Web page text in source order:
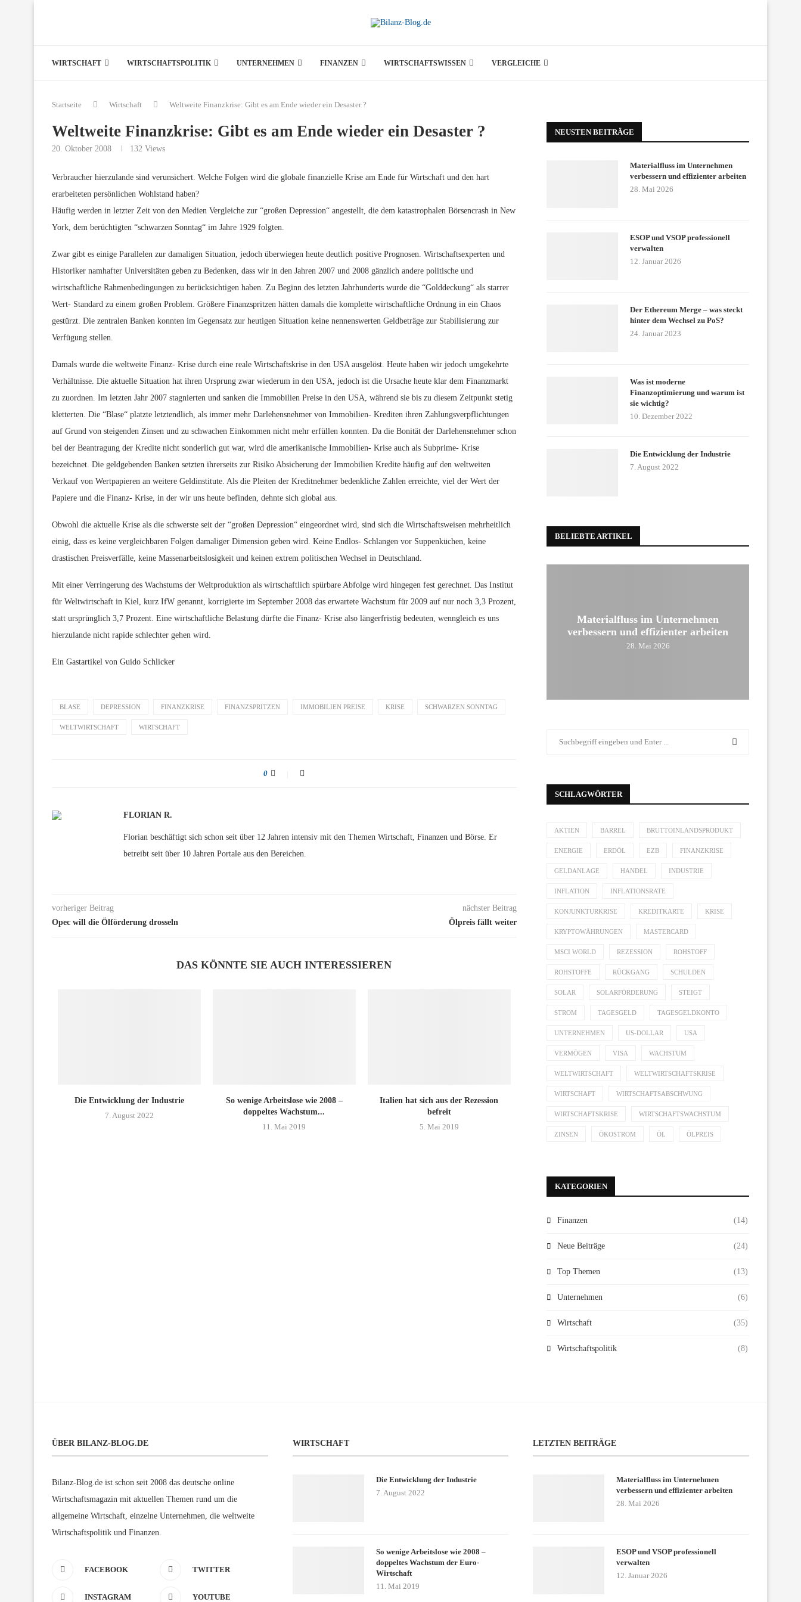
WIRTSCHAFT WIRTSCHAFTSPOLITIK UNTERNEHMEN FINANZEN WIRTSCHAFTSWISSEN VERGLEICHE
Startseite Wirtschaft Weltweite Finanzkrise: Gibt es am Ende wieder ein Desaster ?
Weltweite Finanzkrise: Gibt es am Ende wieder ein Desaster ?
20. Oktober 2008 132 Views
Verbraucher hierzulande sind verunsichert. Welche Folgen wird die globale finanzielle Krise am Ende für Wirtschaft und den hart
erarbeiteten persönlichen Wohlstand haben?
Häufig werden in letzter Zeit von den Medien Vergleiche zur “großen Depression“ angestellt, die dem katastrophalen Börsencrash in New
York, dem berüchtigten “schwarzen Sonntag“ im Jahre 1929 folgten.
Zwar gibt es einige Parallelen zur damaligen Situation, jedoch überwiegen heute deutlich positive Prognosen. Wirtschaftsexperten und
Historiker namhafter Universitäten geben zu Bedenken, dass wir in den Jahren 2007 und 2008 gänzlich andere politische und
wirtschaftliche Rahmenbedingungen zu berücksichtigen haben. Zu Beginn des letzten Jahrhunderts wurde die “Golddeckung“ als starrer
Wert- Standard zu einem großen Problem. Größere Finanzspritzen hätten damals die komplette wirtschaftliche Ordnung in ein Chaos
gestürzt. Die zentralen Banken konnten im Gegensatz zur heutigen Situation keine nennenswerten Geldbeträge zur Stabilisierung zur
Verfügung stellen.
Damals wurde die weltweite Finanz- Krise durch eine reale Wirtschaftskrise in den USA ausgelöst. Heute haben wir jedoch umgekehrte
Verhältnisse. Die aktuelle Situation hat ihren Ursprung zwar wiederum in den USA, jedoch ist die Ursache heute klar dem Finanzmarkt
zu zuordnen. Im letzten Jahr 2007 stagnierten und sanken die Immobilien Preise in den USA, während sie bis zu diesem Zeitpunkt stetig
kletterten. Die “Blase“ platzte letztendlich, als immer mehr Darlehensnehmer von Immobilien- Krediten ihren Zahlungsverpflichtungen
auf Grund von steigenden Zinsen und zu schwachen Einkommen nicht mehr erfüllen konnten. Da die Bonität der Darlehensnehmer schon
bei der Beantragung der Kredite nicht sonderlich gut war, wird die amerikanische Immobilien- Krise auch als Subprime- Krise
bezeichnet. Die geldgebenden Banken setzten ihrerseits zur Risiko Absicherung der Immobilien Kredite häufig auf den weltweiten
Verkauf von Wertpapieren an weitere Geldinstitute. Als die Pleiten der Kreditnehmer bedenkliche Zahlen erreichte, viel der Wert der
Papiere und die Finanz- Krise, in der wir uns heute befinden, dehnte sich global aus.
Obwohl die aktuelle Krise als die schwerste seit der “großen Depression“ eingeordnet wird, sind sich die Wirtschaftsweisen mehrheitlich
einig, dass es keine vergleichbaren Folgen damaliger Dimension geben wird. Keine Endlos- Schlangen vor Suppenküchen, keine
drastischen Preisverfälle, keine Massenarbeitslosigkeit und keinen extrem politischen Wechsel in Deutschland.
Mit einer Verringerung des Wachstums der Weltproduktion als wirtschaftlich spürbare Abfolge wird hingegen fest gerechnet. Das Institut
für Weltwirtschaft in Kiel, kurz IfW genannt, korrigierte im September 2008 das erwartete Wachstum für 2009 auf nur noch 3,3 Prozent,
statt ursprünglich 3,7 Prozent. Eine wirtschaftliche Belastung dürfte die Finanz- Krise also längerfristig bedeuten, wenngleich es uns
hierzulande nicht rapide schlechter gehen wird.
Ein Gastartikel von Guido Schlicker
BLASE DEPRESSION FINANZKRISE FINANZSPRITZEN IMMOBILIEN PREISE KRISE SCHWARZEN SONNTAG
WELTWIRTSCHAFT WIRTSCHAFT
0
FLORIAN R.
Florian beschäftigt sich schon seit über 12 Jahren intensiv mit den Themen Wirtschaft, Finanzen und Börse. Er
betreibt seit über 10 Jahren Portale aus den Bereichen.
vorheriger Beitrag
Opec will die Ölförderung drosseln
nächster Beitrag
Ölpreis fällt weiter
DAS KÖNNTE SIE AUCH INTERESSIEREN
Die Entwicklung der Industrie
7. August 2022
So wenige Arbeitslose wie 2008 –
doppeltes Wachstum...
11. Mai 2019
Italien hat sich aus der Rezession
befreit
5. Mai 2019
NEUSTEN BEITRÄGE
Materialfluss im Unternehmen
verbessern und effizienter arbeiten
28. Mai 2026
ESOP und VSOP professionell
verwalten
12. Januar 2026
Der Ethereum Merge – was steckt
hinter dem Wechsel zu PoS?
24. Januar 2023
Was ist moderne
Finanzoptimierung und warum ist
sie wichtig?
10. Dezember 2022
Die Entwicklung der Industrie
7. August 2022
BELIEBTE ARTIKEL
Materialfluss im Unternehmen
verbessern und effizienter arbeiten
28. Mai 2026
SCHLAGWÖRTER
AKTIEN BARREL BRUTTOINLANDSPRODUKT
ENERGIE ERDÖL EZB FINANZKRISE
GELDANLAGE HANDEL INDUSTRIE
INFLATION INFLATIONSRATE
KONJUNKTURKRISE KREDITKARTE KRISE
KRYPTOWÄHRUNGEN MASTERCARD
MSCI WORLD REZESSION ROHSTOFF
ROHSTOFFE RÜCKGANG SCHULDEN
SOLAR SOLARFÖRDERUNG STEIGT
STROM TAGESGELD TAGESGELDKONTO
UNTERNEHMEN US-DOLLAR USA
VERMÖGEN VISA WACHSTUM
WELTWIRTSCHAFT WELTWIRTSCHAFTSKRISE
WIRTSCHAFT WIRTSCHAFTSABSCHWUNG
WIRTSCHAFTSKRISE WIRTSCHAFTSWACHSTUM
ZINSEN ÖKOSTROM ÖL ÖLPREIS
KATEGORIEN
Finanzen (14)
Neue Beiträge (24)
Top Themen (13)
Unternehmen (6)
Wirtschaft (35)
Wirtschaftspolitik (8)
ÜBER BILANZ-BLOG.DE
Bilanz-Blog.de ist schon seit 2008 das deutsche online
Wirtschaftsmagazin mit aktuellen Themen rund um die
allgemeine Wirtschaft, einzelne Unternehmen, die weltweite
Wirtschaftspolitik und Finanzen.
FACEBOOK TWITTER
INSTAGRAM YOUTUBE
WIRTSCHAFT
Die Entwicklung der Industrie
7. August 2022
So wenige Arbeitslose wie 2008 –
doppeltes Wachstum der Euro-
Wirtschaft
11. Mai 2019
LETZTEN BEITRÄGE
Materialfluss im Unternehmen
verbessern und effizienter arbeiten
28. Mai 2026
ESOP und VSOP professionell
verwalten
12. Januar 2026